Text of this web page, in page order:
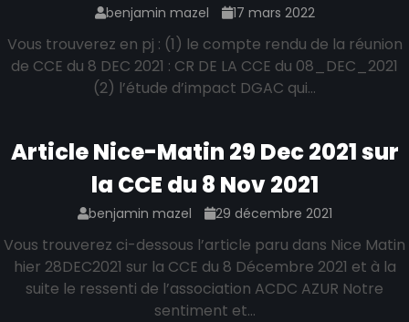
benjamin mazel 17 mars 2022
Vous trouverez en pj : (1) le compte rendu de la réunion
de CCE du 8 DEC 2021 : CR DE LA CCE du 08_DEC_2021
(2) l’étude d’impact DGAC qui…
Article Nice-Matin 29 Dec 2021 sur
la CCE du 8 Nov 2021
benjamin mazel 29 décembre 2021
Vous trouverez ci-dessous l’article paru dans Nice Matin
hier 28DEC2021 sur la CCE du 8 Décembre 2021 et à la
suite le ressenti de l’association ACDC AZUR Notre
sentiment et…